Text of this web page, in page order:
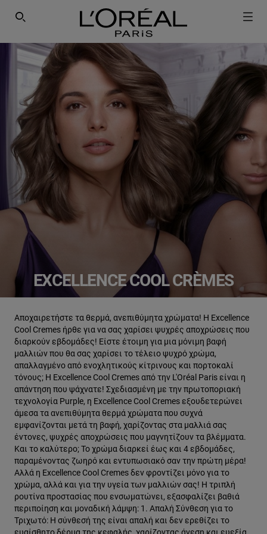
ΕΓΓΡΑΦΕΙΤΕ ΣΤΟ NEWSLETTER!
SEARCH THIS SITE
EXCELLENCE COOL CRÈMES
Αποχαιρετήστε τα θερμά, ανεπιθύμητα χρώματα! Η Excellence
Cool Cremes ήρθε για να σας χαρίσει ψυχρές αποχρώσεις που
διαρκούν εβδομάδες! Είστε έτοιμη για μια μόνιμη βαφή
μαλλιών που θα σας χαρίσει το τέλειο ψυχρό χρώμα,
απαλλαγμένο από ενοχλητικούς κίτρινους και πορτοκαλί
τόνους; Η Excellence Cool Cremes από την L'Oréal Paris είναι η
απάντηση που ψάχνατε! Σχεδιασμένη με την πρωτοποριακή
τεχνολογία Purple, η Excellence Cool Cremes εξουδετερώνει
άμεσα τα ανεπιθύμητα θερμά χρώματα που συχνά
εμφανίζονται μετά τη βαφή, χαρίζοντας στα μαλλιά σας
έντονες, ψυχρές αποχρώσεις που μαγνητίζουν τα βλέμματα.
Και το καλύτερο; Το χρώμα διαρκεί έως και 4 εβδομάδες,
παραμένοντας ζωηρό και εντυπωσιακό σαν την πρώτη μέρα!
Αλλά η Excellence Cool Cremes δεν φροντίζει μόνο για το
χρώμα, αλλά και για την υγεία των μαλλιών σας! Η τριπλή
ρουτίνα προστασίας που ενσωματώνει, εξασφαλίζει βαθιά
περιποίηση και μοναδική λάμψη: 1. Απαλή Σύνθεση για το
Τριχωτό: Η σύνθεσή της είναι απαλή και δεν ερεθίζει το